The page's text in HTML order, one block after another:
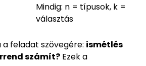
Mindig: n = típusok, k =
választás
a feladat szövegére: ismétlés
számít? Ezek a